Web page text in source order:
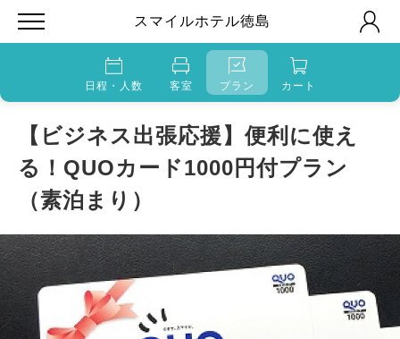
スマイルホテル徳島
日程・人数 客室 プラン カート
【ビジネス出張応援】便利に使え
る！QUOカード1000円付プラン
（素泊まり）